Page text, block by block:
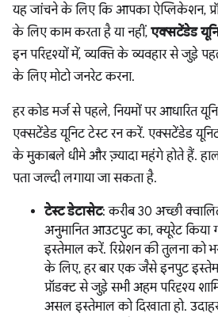
यह जांचने के लिए कि आपका ऐप्लिकेशन,
के लिए काम करता है या नहीं, एक्सटेंडेड
इन परिदृश्यों में, व्यक्ति के व्यवहार से जुड़े
के लिए मोटो जनरेट करना.
हर कोड मर्ज से पहले, नियमों पर आधारित
एक्सटेंडेड यूनिट टेस्ट रन करें. एक्सटेंडेड यूनिट
के मुकाबले धीमे और ज़्यादा महंगे होते हैं.
पता जल्दी लगाया जा सकता है.
टेस्ट डेटासेट: करीब 30 अच्छी
अनुमानित आउटपुट का, क्यूरेट किया
इस्तेमाल करें. रिग्रेशन की तुलना को
के लिए, हर बार एक जैसे इनपुट
प्रॉडक्ट से जुड़े सभी अहम परिदृश्य
असल इस्तेमाल को दिखाता हो.